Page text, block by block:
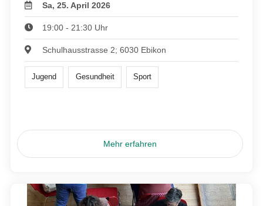
Sa, 25. April 2026
19:00 - 21:30 Uhr
Schulhausstrasse 2; 6030 Ebikon
Jugend Gesundheit Sport
Mehr erfahren